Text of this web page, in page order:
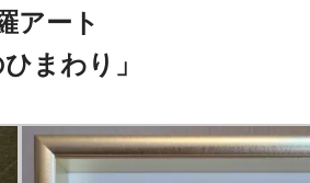
アート
ひまわり」